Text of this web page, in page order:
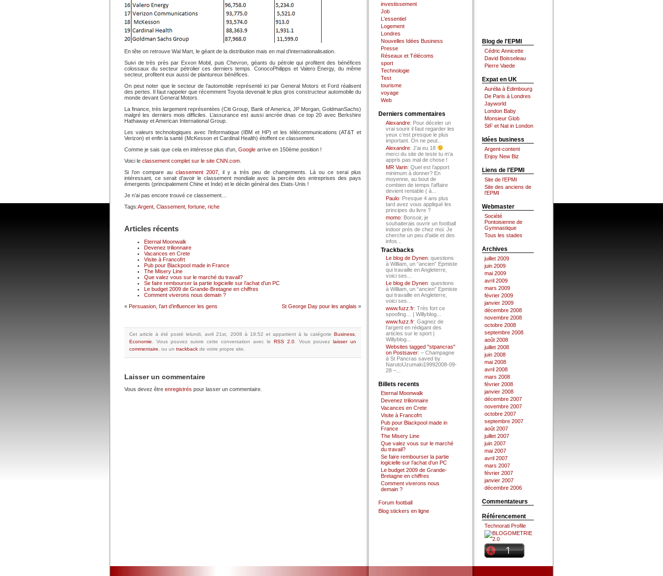
En tête on retrouve Wal Mart, le géant de la distribution mais en mal d’internationalisation.
Suivi de très près par Exxon Mobil, puis Chevron, géants du pétrole qui profitent des bénéfices
colossaux du secteur pétrolier ces derniers temps. ConocoPhilipps et Valero Energy, du même
secteur, profitent eux aussi de plantureux bénéfices.
On peut noter que le secteur de l’automobile représenté ici par General Motors et Ford réalisent
des pertes. Il faut rappeler que récemment Toyota devenait le plus gros constructeur automobile du
monde devant General Motors.
La finance, très largement représentées (Citi Group, Bank of America, JP Morgan, GoldmanSachs)
malgré les derniers mois difficiles. L’assurance est aussi ancrée dnas ce top 20 avec Berkshire
Hathaway et American International Group.
Les valeurs technologiques avec l’informatique (IBM et HP) et les télécommunications (AT&T et
Verizon) et enfin la santé (McKesson et Cardinal Health) étoffent ce classement.
Comme je sais que cela en intéresse plus d’un, Google arrive en 150ème position !
Voici le classement complet sur le site CNN.com
Si l’on compare au classement 2007 , il y a très peu de changements. Là ou ce serai plus
intéressant, ce serait d’avoir le classement mondiale avec la percée des entreprises des pays
émergents (principalement Chine et Inde) et le déclin général des Etats-Unis !
Je n’ai pas encore trouvé ce classement…
Tags:Argent Classement fortune riche
Articles récents
Eternal Moonwalk
Devenez trilionnaire
Vacances en Crete
Visite à Francofrt
Pub pour Blackpool made in France
The Misery Line
Que valez vous sur le marché du travail?
Se faire rembourser la partie logicielle sur l’achat d’un PC
Le budget 2009 de Grande-Bretagne en chiffres
Comment viverons nous demain ?
« Persuasion, l’art d’influencer les gens St George Day pour les anglais »
Cet article à été posté lelundi, avril 21st, 2008 à 19:52 et appartient à la catégorie Business
Economie
Vous pouvez suivre cette conversation avec le RSS 2.0 Vous pouvez laisser un
commentaire , ou un trackback de votre propre site.
Laisser un commentaire
Vous devez être enregistrés pour lasser un commentaire.
investissement
Job
L'essentiel
Logement
Londres
Nouvelles Idées Business
Presse
Réseaux et Télécoms
sport
Technologie
Test
tourisme
voyage
Web
Derniers commentaires
Alexandre: Pour déceler un
vrai sourir il faut regarder les
yeux c’est presque le plus
important. On ne peut...
Alexandre: J’ai eu 18
merci du site de teste tu m’a
appris pas mal de chose !
MR Varin: Quel est l’apport
minimum à donner? En
moyenne, au bout de
combien de temps l’affaire
devient rentable ( à...
Paulo: Presque 4 ans plus
tard avez vous appliqué les
principes du livre ?
momo: Bonsoir, je
souhaiterais ouvrir un football
indoor près de chez moi. Je
cherche un peu d’aide et des
infos...
Trackbacks
Le blog de Dynen: questions
à William, un “ancien” Epmiste
qui travaille en Angleterre,
voici ses...
Le blog de Dynen: questions
à William, un “ancien” Epmiste
qui travaille en Angleterre,
voici ses...
www.fuzz.fr: Très fort ce
spoofing… | Willyblog...
www.fuzz.fr: Gagnez de
l’argent en rédigant des
articles sur le sport |
Willyblog...
Websites tagged "stpancras"
on Postsaver: – Champagne
à St Pancras saved by
NarutoUzumaki19992008-09-
28 –...
Billets recents
Eternal Moonwalk
Devenez trilionnaire
Vacances en Crete
Visite à Francofrt
Pub pour Blackpool made in
France
The Misery Line
Que valez vous sur le marché
du travail?
Se faire rembourser la partie
logicielle sur l’achat d’un PC
Le budget 2009 de Grande-
Bretagne en chiffres
Comment viverons nous
demain ?
Forum football
Blog stickers en ligne
Blog de l'EPMI
Cédric Annicette
David Boisseleau
Pierre Vaede
Expat en UK
Aurélia à Edimbourg
De Paris à Londres
Jayworld
London Baby
Monsieur Glob
StF et Nat in London
Idées business
Argent-content
Enjoy New Biz
Liens de l'EPMI
Site de l’EPMI
Site des anciens de
l’EPMI
Webmaster
Société
Pontoisienne de
Gymnastique
Tous les stades
Archives
juillet 2009
juin 2009
mai 2009
avril 2009
mars 2009
février 2009
janvier 2009
décembre 2008
novembre 2008
octobre 2008
septembre 2008
août 2008
juillet 2008
juin 2008
mai 2008
avril 2008
mars 2008
février 2008
janvier 2008
décembre 2007
novembre 2007
octobre 2007
septembre 2007
août 2007
juillet 2007
juin 2007
mai 2007
avril 2007
mars 2007
février 2007
janvier 2007
décembre 2006
Commentateurs
Référencement
Technorati Profile